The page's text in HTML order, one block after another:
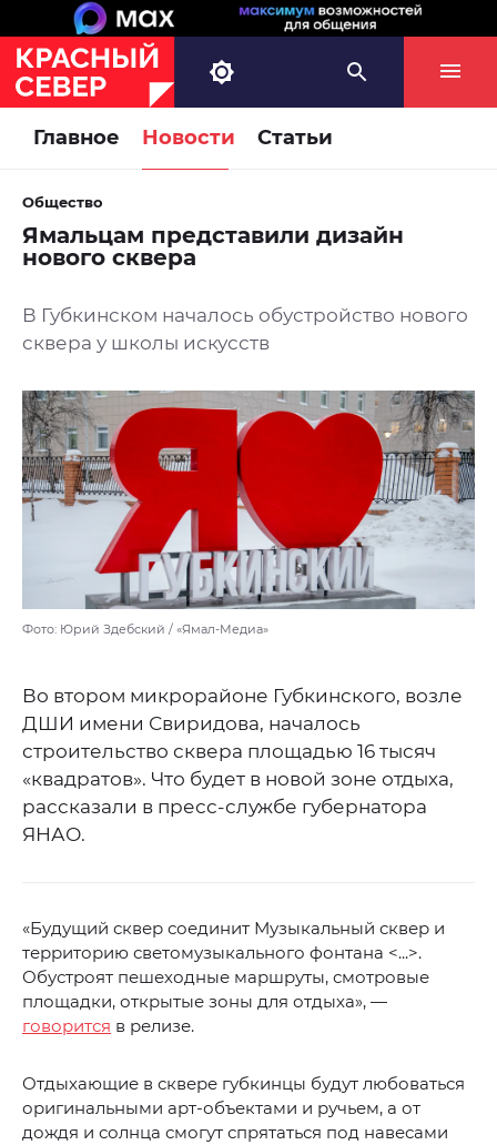
Главное Новости Статьи
Общество
Ямальцам представили дизайн
нового сквера
В Губкинском началось обустройство нового
сквера у школы искусств
Фото: Юрий Здебский / «Ямал-Медиа»
Во втором микрорайоне Губкинского, возле
ДШИ имени Свиридова, началось
строительство сквера площадью 16 тысяч
«квадратов». Что будет в новой зоне отдыха,
рассказали в пресс-службе губернатора
ЯНАО.
«Будущий сквер соединит Музыкальный сквер и
территорию светомузыкального фонтана <...>.
Обустроят пешеходные маршруты, смотровые
площадки, открытые зоны для отдыха», —
говорится в релизе.
Отдыхающие в сквере губкинцы будут любоваться
оригинальными арт-объектами и ручьем, а от
дождя и солнца смогут спрятаться под навесами